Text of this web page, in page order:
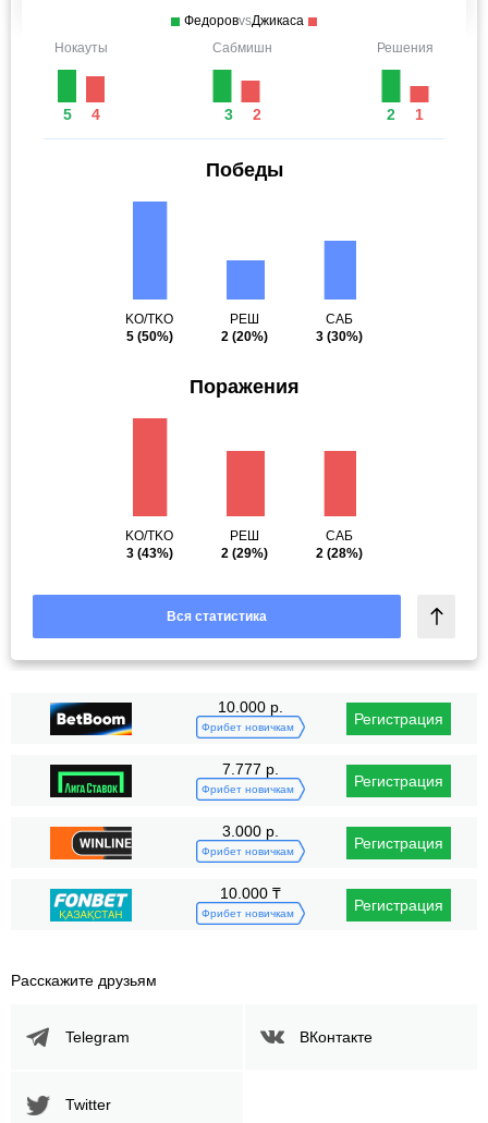
ФедоровvsДжикаса
Нокауты
5 4
Сабмишн
3 2
Решения
2 1
Победы
KO/TKO
5(50%)
РЕШ
2 (20%)
САБ
3 (30%)
Поражения
KO/TKO
3(43%)
РЕШ
2 (29%)
САБ
2 (28%)
Вся статистика
10.000 р.
Фрибет новичкам Регистрация
7.777 р.
Фрибет новичкам Регистрация
3.000 р.
Фрибет новичкам Регистрация
10.000 ₸
Фрибет новичкам Регистрация
Расскажите друзьям
Telegram ВКонтакте
Twitter